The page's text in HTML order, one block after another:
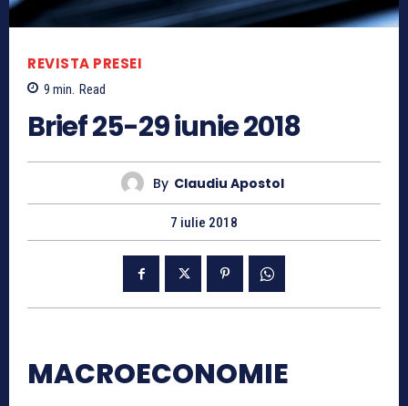
REVISTA PRESEI
9 min. Read
Brief 25-29 iunie 2018
By Claudiu Apostol
7 iulie 2018
MACROECONOMIE